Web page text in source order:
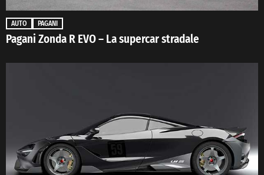
AUTO PAGANI
Pagani Zonda R EVO – La supercar stradale